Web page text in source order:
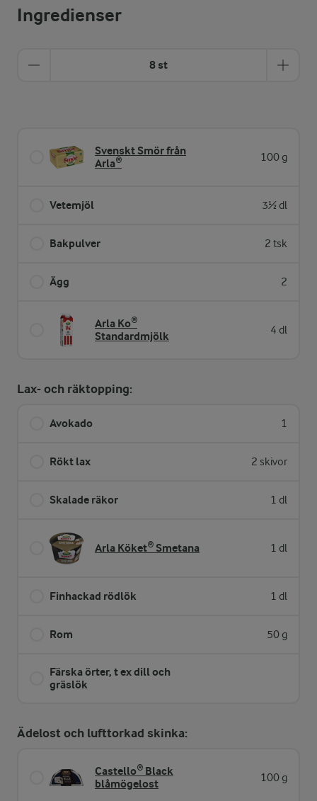
Ingredienser
8 st
Svenskt Smör från
Arla®
100 g
Vetemjöl 3½ dl
Bakpulver 2 tsk
Ägg 2
Arla Ko®
Standardmjölk
4 dl
Lax- och räktopping:
Avokado 1
Rökt lax 2 skivor
Skalade räkor 1 dl
Arla Köket® Smetana 1 dl
Finhackad rödlök 1 dl
Rom 50 g
Färska örter, t ex dill och
gräslök
Ädelost och lufttorkad skinka:
Castello® Black
blåmögelost
100 g